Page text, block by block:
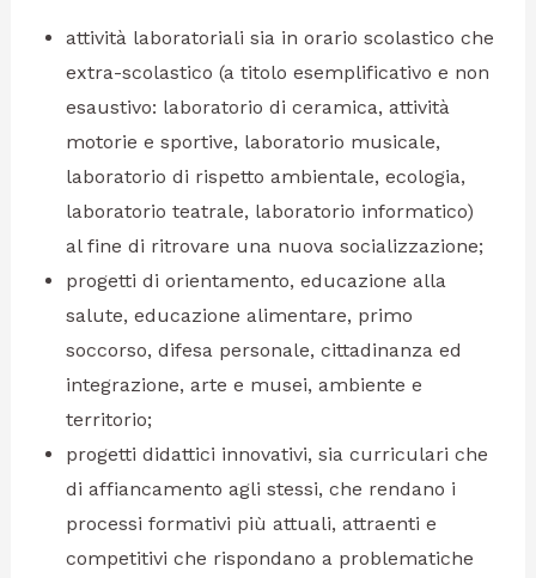
attività laboratoriali sia in orario scolastico che
extra-scolastico (a titolo esemplificativo e non
esaustivo: laboratorio di ceramica, attività
motorie e sportive, laboratorio musicale,
laboratorio di rispetto ambientale, ecologia,
laboratorio teatrale, laboratorio informatico)
al fine di ritrovare una nuova socializzazione;
progetti di orientamento, educazione alla
salute, educazione alimentare, primo
soccorso, difesa personale, cittadinanza ed
integrazione, arte e musei, ambiente e
territorio;
progetti didattici innovativi, sia curriculari che
di affiancamento agli stessi, che rendano i
processi formativi più attuali, attraenti e
competitivi che rispondano a problematiche